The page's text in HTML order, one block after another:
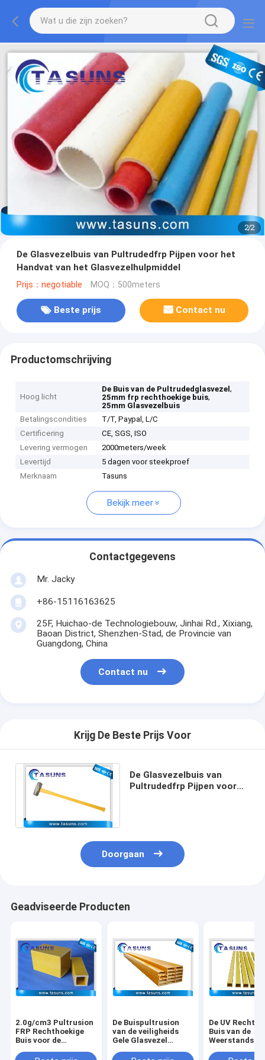
2/2
De Glasvezelbuis van Pultrudedfrp Pijpen voor het
Handvat van het Glasvezelhulpmiddel
Prijs：negotiable MOQ：500meters
Beste prijs Contact nu
Productomschrijving
Hoog licht
De Buis van de Pultrudedglasvezel,
25mm frp rechthoekige buis,
25mm Glasvezelbuis
Betalingscondities
T/T, Paypal, L/C
Certificering
CE, SGS, ISO
Levering vermogen
2000meters/week
Levertijd
5 dagen voor steekproef
Merknaam
Tasuns
Bekijk meer
Contactgegevens
Mr. Jacky
+86-15116163625
25F, Huichao-de Technologiebouw, Jinhai Rd., Xixiang,
Baoan District, Shenzhen-Stad, de Provincie van
Guangdong, China
Contact nu
Krijg De Beste Prijs Voor
De Glasvezelbuis van
Pultrudedfrp Pijpen voor
Doorgaan
Geadviseerde Producten
2.0g/cm3 Pultrusion
FRP Rechthoekige
Buis voor de
het
De Buispultrusion
van de veiligheids
Gele Glasvezel
De UV
Buis van de
Dwarswapens